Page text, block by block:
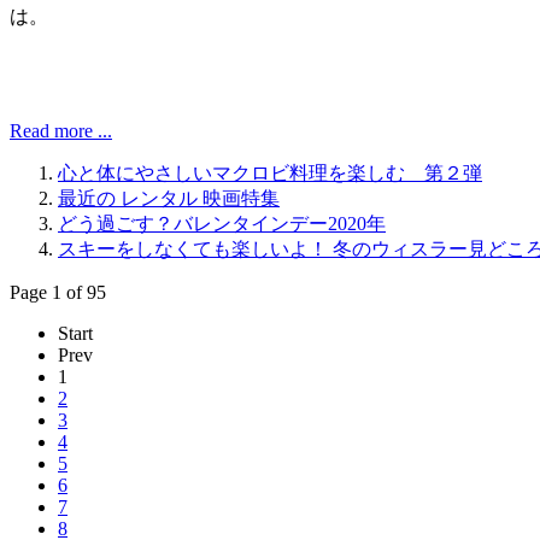
は。
Read more ...
心と体にやさしいマクロビ料理を楽しむ 第２弾
最近の レンタル 映画特集
どう過ごす？バレンタインデー2020年
スキーをしなくても楽しいよ！ 冬のウィスラー見どこ
Page 1 of 95
Start
Prev
1
2
3
4
5
6
7
8